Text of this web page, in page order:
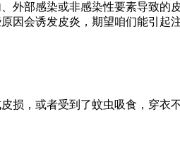
外部感染或非感染性要素导致的
因会诱发皮炎，期望咱们能引起
，或者受到了蚊虫吸食，穿衣